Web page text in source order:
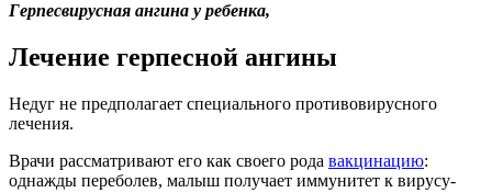
Герпесвирусная ангина у ребенка,
Лечение герпесной ангины
Недуг не предполагает специального противовирусного
лечения.
Врачи рассматривают его как своего рода вакцинацию:
однажды переболев, малыш получает иммунитет к вирусу-